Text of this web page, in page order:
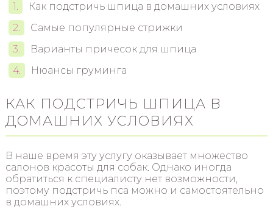
Как подстричь шпица в домашних условиях
Самые популярные стрижки
Варианты причесок для шпица
Нюансы груминга
КАК ПОДСТРИЧЬ ШПИЦА В
ДОМАШНИХ УСЛОВИЯХ
В наше время эту услугу оказывает множество
салонов красоты для собак. Однако иногда
обратиться к специалисту нет возможности,
поэтому подстричь пса можно и самостоятельно
в домашних условиях.